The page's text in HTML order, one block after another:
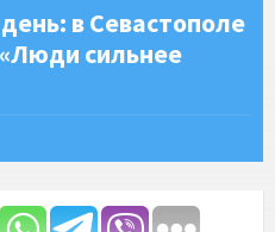
в Севастополе
сильнее